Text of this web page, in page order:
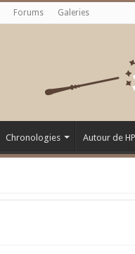
Forums Galeries
Chronologies Autour de HP